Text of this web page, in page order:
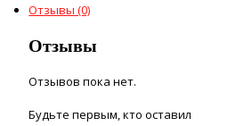
Отзывы (0)
Отзывы
Отзывов пока нет.
Будьте первым, кто оставил